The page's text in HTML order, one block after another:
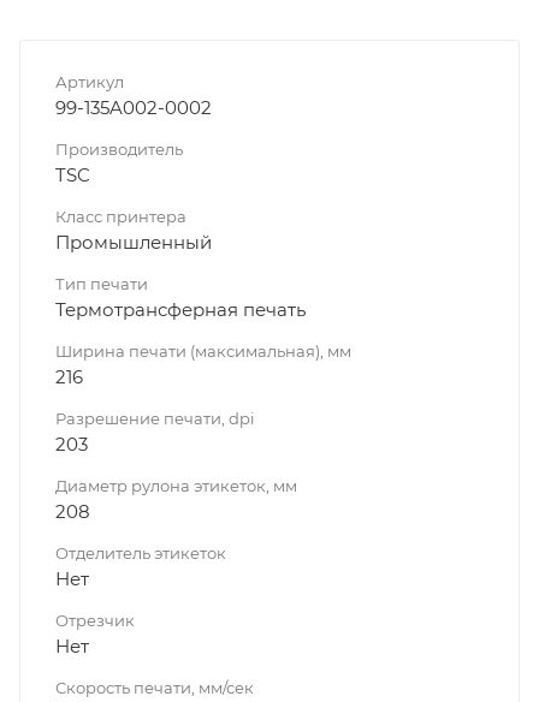
Артикул
99-135A002-0002
Производитель
TSC
Класс принтера
Промышленный
Тип печати
Термотрансферная печать
Ширина печати (максимальная), мм
216
Разрешение печати, dpi
203
Диаметр рулона этикеток, мм
208
Отделитель этикеток
Нет
Отрезчик
Нет
Скорость печати, мм/сек